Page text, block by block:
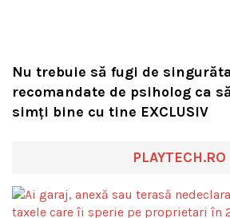
Nu trebuie să fugi de
recomandate de psiholog ca
simți bine cu tine EXCLUSIV
PLAYTECH.RO